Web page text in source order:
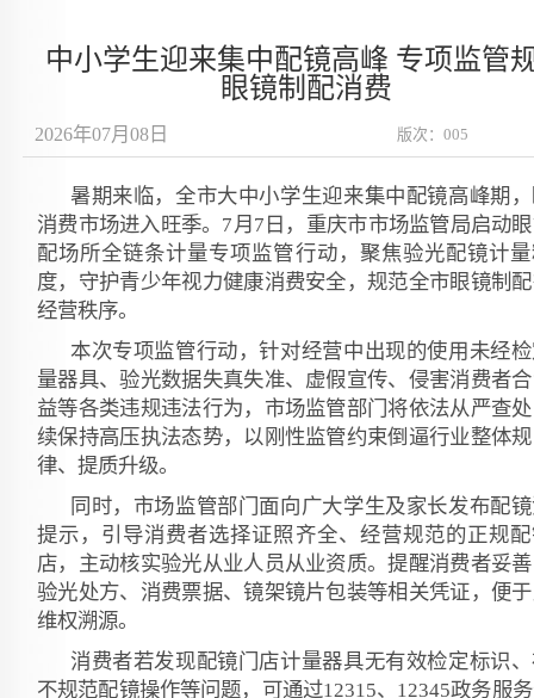
中小学生迎来集中配镜高峰 专项监管
眼镜制配消费
版次：005
2026年07月08日
暑期来临，全市大中小学生迎来集中配镜高峰期
消费市场进入旺季。7月7日，重庆市市场监管局启动
配场所全链条计量专项监管行动，聚焦验光配镜计
度，守护青少年视力健康消费安全，规范全市眼镜制
经营秩序。
本次专项监管行动，针对经营中出现的使用未经
量器具、验光数据失真失准、虚假宣传、侵害消费者
益等各类违规违法行为，市场监管部门将依法从严查
续保持高压执法态势，以刚性监管约束倒逼行业整体
律、提质升级。
同时，市场监管部门面向广大学生及家长发布配
提示，引导消费者选择证照齐全、经营规范的正规
店，主动核实验光从业人员从业资质。提醒消费者妥
验光处方、消费票据、镜架镜片包装等相关凭证，便
维权溯源。
消费者若发现配镜门店计量器具无有效检定标识
不规范配镜操作等问题，可通过12315、12345政务服